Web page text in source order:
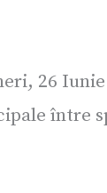
26
între